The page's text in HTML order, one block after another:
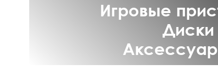
Игровые
Диски